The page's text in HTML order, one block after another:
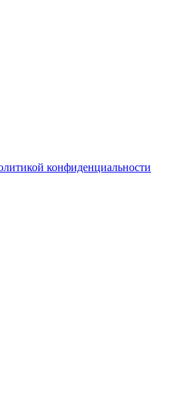
конфиденциальности